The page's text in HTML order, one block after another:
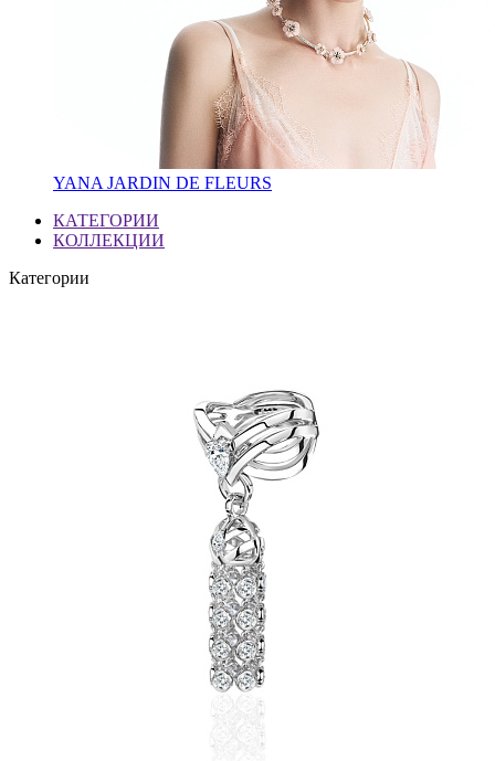
YANA JARDIN DE FLEURS
КАТЕГОРИИ
КОЛЛЕКЦИИ
Категории